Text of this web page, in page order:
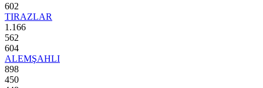
602
TIRAZLAR
1.166
562
604
ALEMŞAHLI
898
450